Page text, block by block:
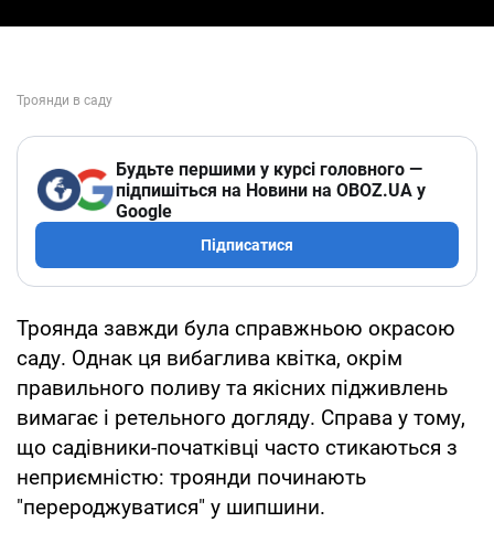
Будьте першими у курсі головного —
підпишіться на Новини на OBOZ.UA у
Google
Підписатися
Троянда завжди була справжньою окрасою
саду. Однак ця вибаглива квітка, окрім
правильного поливу та якісних підживлень
вимагає і ретельного догляду. Справа у тому,
що садівники-початківці часто стикаються з
неприємністю: троянди починають
"перероджуватися" у шипшини.